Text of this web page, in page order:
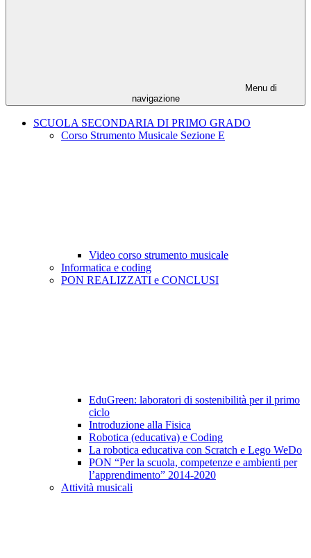
Menu di
navigazione
SCUOLA SECONDARIA DI PRIMO GRADO
Corso Strumento Musicale Sezione E
Video corso strumento musicale
Informatica e coding
PON REALIZZATI e CONCLUSI
EduGreen: laboratori di sostenibilità per il primo
ciclo
Introduzione alla Fisica
Robotica (educativa) e Coding
La robotica educativa con Scratch e Lego WeDo
PON “Per la scuola, competenze e ambienti per
l’apprendimento” 2014-2020
Attività musicali